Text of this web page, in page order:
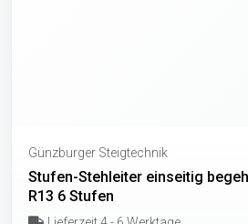
Günzburger Steigtechnik
Stufen-Stehleiter einseitig
R13 6 Stufen